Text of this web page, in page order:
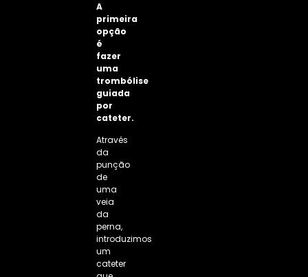
A
primeira
opção
é
fazer
uma
trombólise
guiada
por
cateter.
Através
da
punção
de
uma
veia
da
perna,
introduzimos
um
cateter